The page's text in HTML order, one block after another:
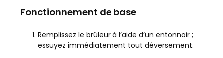
Fonctionnement de base
Remplissez le brûleur à l’aide d’un entonnoir ;
essuyez immédiatement tout déversement.